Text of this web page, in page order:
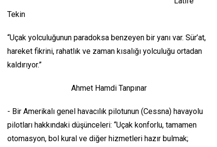
Tekin
“Uçak yolculuğunun paradoksa benzeyen bir yanı var. Sür’at,
hareket fikrini, rahatlık ve zaman kısalığı yolculuğu ortadan
kaldırıyor.”
Ahmet Hamdi Tanpınar
- Bir Amerikalı genel havacılık pilotunun (Cessna) havayolu
pilotları hakkındaki düşünceleri: “Uçak konforlu, tamamen
otomasyon, bol kural ve diğer hizmetleri hazır bulmak;